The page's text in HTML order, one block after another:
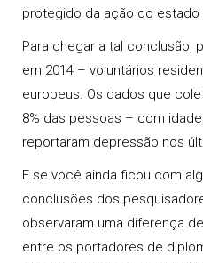
protegido da ação do estado
Para chegar a tal conclusão,
em 2014 – voluntários
europeus. Os dados que
8% das pessoas – com
reportaram depressão nos
E se você ainda ficou com
conclusões dos
observaram uma diferença
entre os portadores de